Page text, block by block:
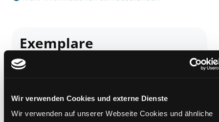
Wir verwenden Cookies und externe Dienste
Wir verwenden auf unserer Webseite Cookies und ähnliche
Exemplare
Zweigstelle:
Vorbestellungen: 0